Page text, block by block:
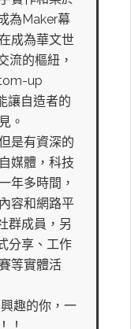
為Maker幕
成為華文世
流的樞紐，
up
讓自造者的
。
是有資深的
媒體，科技
年多時間，
容和網路平
群成員，另
分享、工作
等實體活
趣的你，一